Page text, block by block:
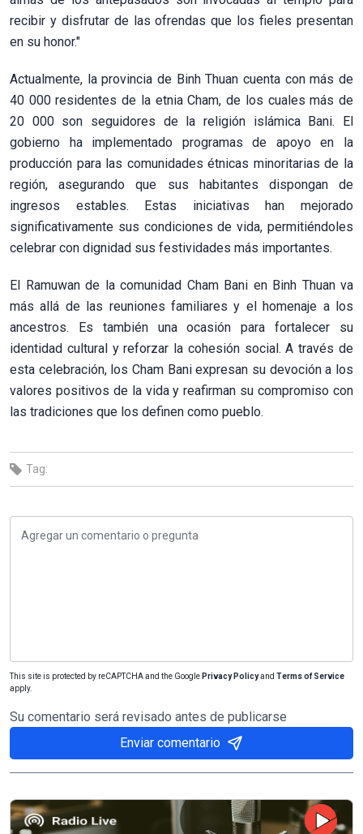
recibir y disfrutar de las ofrendas que los fieles presentan
en su honor."
Actualmente, la provincia de Binh Thuan cuenta con más de
40 000 residentes de la etnia Cham, de los cuales más de
20 000 son seguidores de la religión islámica Bani. El
gobierno ha implementado programas de apoyo en la
producción para las comunidades étnicas minoritarias de la
región, asegurando que sus habitantes dispongan de
ingresos estables. Estas iniciativas han mejorado
significativamente sus condiciones de vida, permitiéndoles
celebrar con dignidad sus festividades más importantes.
El Ramuwan de la comunidad Cham Bani en Binh Thuan va
más allá de las reuniones familiares y el homenaje a los
ancestros. Es también una ocasión para fortalecer su
identidad cultural y reforzar la cohesión social. A través de
esta celebración, los Cham Bani expresan su devoción a los
valores positivos de la vida y reafirman su compromiso con
las tradiciones que los definen como pueblo.
Tag:
This site is protected by reCAPTCHA and the Google Privacy Policyand Terms of Service
apply.
Su comentario será revisado antes de publicarse
Enviar comentario